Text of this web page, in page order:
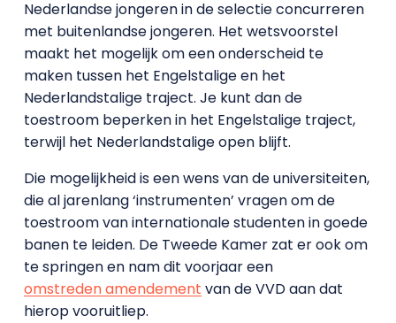
Nederlandse jongeren in de selectie concurreren
met buitenlandse jongeren. Het wetsvoorstel
maakt het mogelijk om een onderscheid te
maken tussen het Engelstalige en het
Nederlandstalige traject. Je kunt dan de
toestroom beperken in het Engelstalige traject,
terwijl het Nederlandstalige open blijft.
Die mogelijkheid is een wens van de universiteiten,
die al jarenlang ‘instrumenten’ vragen om de
toestroom van internationale studenten in goede
banen te leiden. De Tweede Kamer zat er ook om
te springen en nam dit voorjaar een
omstreden amendement van de VVD aan dat
hierop vooruitliep.